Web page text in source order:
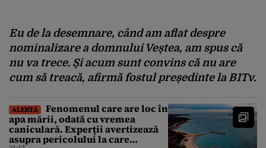
Eu de la desemnare, când am aflat despre
nominalizare a domnului Veștea, am spus că
nu va trece. Și acum sunt convins că nu are
cum să treacă, afirmă fostul președinte la B1Tv.
ALERTĂ
Fenomenul care are loc în
apa mării, odată cu vremea
caniculară. Experții avertizează
asupra pericolului la care